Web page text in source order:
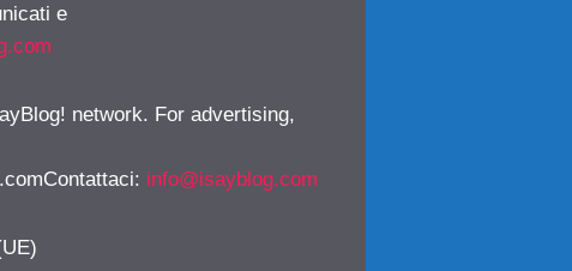
e
network. For advertising,
: info@isayblog.com